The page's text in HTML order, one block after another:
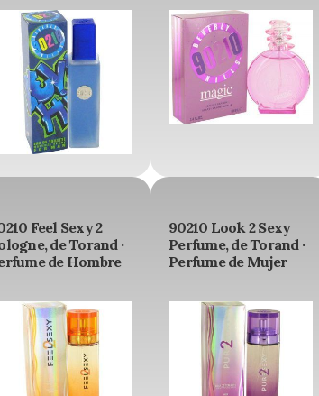
Feel Sexy 2
de Torand ·
de Hombre
90210 Look 2 Sexy
Perfume, de Torand ·
Perfume de Mujer